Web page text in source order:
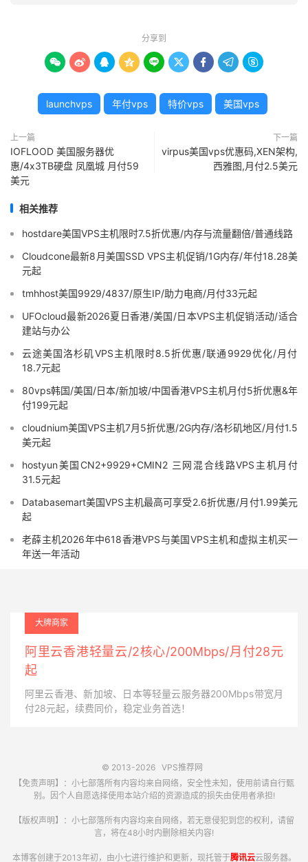
分享到
        
launchvps 年付vps 特价vps 美国vps
上一篇
IOFLOOD 美国服务器优
惠/4x3TB硬盘 凤凰城 月付59
美元
下一篇
virpus美国vps优惠码,XEN架构,
西雅图,月付2.5美元
相关推荐
hostdare美国VPS主机限时7.5折优惠/内存与流量翻倍/普通线路
Cloudcone最新8月美国SSD VPS主机促销/1G内存/年付18.28美
元起
tmhhost美国9929/4837/原生IP/助力电商/月付33元起
UFOcloud最新2026夏日香港/美国/日本VPS主机促销活动/适合
建站与办公
云途美国洛杉矶VPS主机限时8.5折优惠/联通9929优化/月付
18.7元起
80vps韩国/美国/日本/新加坡/中国香港VPS主机月付5折优惠&年
付199元起
cloudnium美国VPS主机7月5折优惠/2G内存/洛杉矶地区/月付1.5
美元起
hostyun美国CN2+9929+CMIN2 三网混合线路VPS主机月付
31.5元起
Databasemart美国VPS主机最高可享受2.6折优惠/月付1.99美元
起
老薛主机2026年中618香港VPS与美国VPS主机和虚拟主机买一
年送一年活动
大牌商家
阿里云香港轻量云/2核心/200Mbps/月付28元
起
阿里云香港、新加坡、日本等轻量云服务器200Mbps带宽月
付28元起，续费同价，稳定业务首选！
© 2013-2026 VPS推荐网
【免责声明】：小七部落所有内容均来自网络，安全性未知，使用前请自行甄
别。因个人自愿选择使用本站介绍的资源造成的损失由使用者承担!
【版权声明】：小七部落所有内容均来自网络，若无意侵犯到您的权利，请留
言，将在48小时内删除相关内容!
本博客创建于2013年初，由小七进行维护和更新，现托管于腾讯云云服务器。